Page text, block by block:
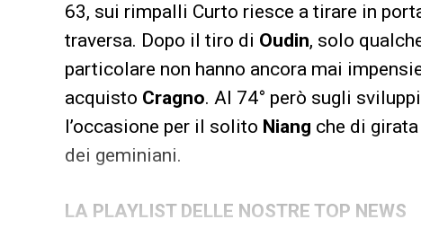
63, sui rimpalli Curto riesce a tirare in
traversa. Dopo il tiro di Oudin, solo
particolare non hanno ancora mai
acquisto Cragno. Al 74° però sugli
l’occasione per il solito Niang che di
dei geminiani.
LA PLAYLIST DELLE NOSTRE TOP NEWS